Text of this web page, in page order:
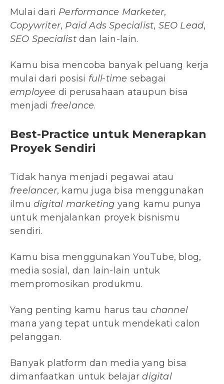
Mulai dari Performance Marketer,
Copywriter, Paid Ads Specialist, SEO Lead,
SEO Specialist dan lain-lain.
Kamu bisa mencoba banyak peluang kerja
mulai dari posisi full-time sebagai
employee di perusahaan ataupun bisa
menjadi freelance.
Best-Practice untuk Menerapkan
Proyek Sendiri
Tidak hanya menjadi pegawai atau
freelancer, kamu juga bisa menggunakan
ilmu digital marketing yang kamu punya
untuk menjalankan proyek bisnismu
sendiri.
Kamu bisa menggunakan YouTube, blog,
media sosial, dan lain-lain untuk
mempromosikan produkmu.
Yang penting kamu harus tau channel
mana yang tepat untuk mendekati calon
pelanggan.
Banyak platform dan media yang bisa
dimanfaatkan untuk belajardigital